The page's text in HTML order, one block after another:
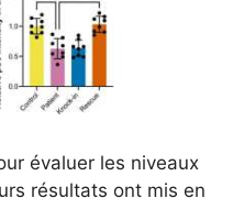
évaluer les niveaux
résultats ont mis en